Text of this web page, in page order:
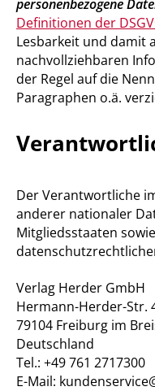
personenbezogene
Definitionen der
Lesbarkeit und damit
nachvollziehbaren
der Regel auf die
Paragraphen o.ä.
Der Verantwortliche
anderer nationaler
Mitgliedsstaaten
Verlag Herder GmbH
Hermann-Herder-Str.
79104 Freiburg im
Deutschland
Tel.: +49 761 2717300
E-Mail: